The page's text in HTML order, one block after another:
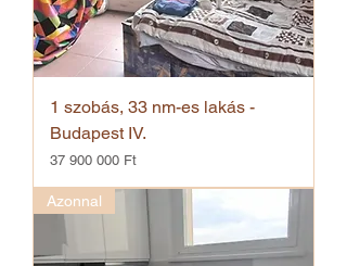
1 szobás, 33 nm-es lakás -
Budapest IV.
Ár
37 900 000 Ft
Azonnal